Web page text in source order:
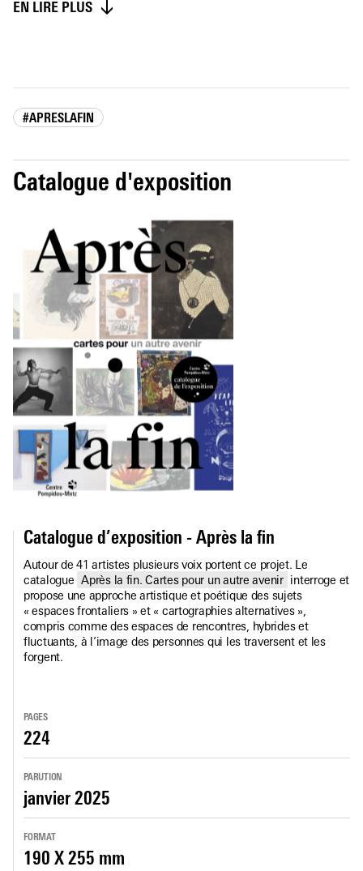
EN LIRE PLUS
#APRESLAFIN
Catalogue d'exposition
Catalogue d’exposition - Après la fin
Autour de 41 artistes plusieurs voix portent ce projet. Le
catalogue
Après la fin. Cartes pour un autre avenir
interroge et
propose une approche artistique et poétique des sujets
« espaces frontaliers » et « cartographies alternatives »,
compris comme des espaces de rencontres, hybrides et
fluctuants, à l’image des personnes qui les traversent et les
forgent.
PAGES
224
PARUTION
janvier 2025
FORMAT
190 X 255 mm